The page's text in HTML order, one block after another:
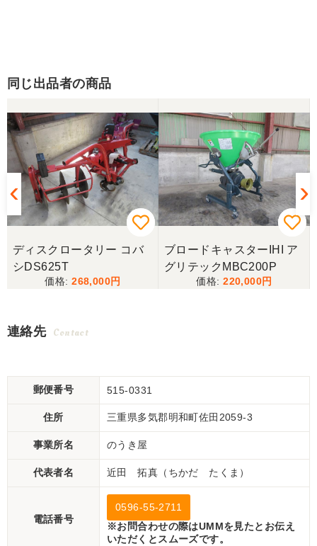
同じ出品者の商品
ディスクロータリー コバ
シDS625T
268,000
ブロードキャスターIHI ア
グリテックMBC200P
220,000
連絡先 Contact
郵便番号 515-0331
住所 三重県多気郡明和町佐田2059-3
事業所名 のうき屋
代表者名 近田 拓真（ちかだ たくま）
電話番号
0596-55-2711
※お問合わせの際はUMMを見たとお伝え
いただくとスムーズです。